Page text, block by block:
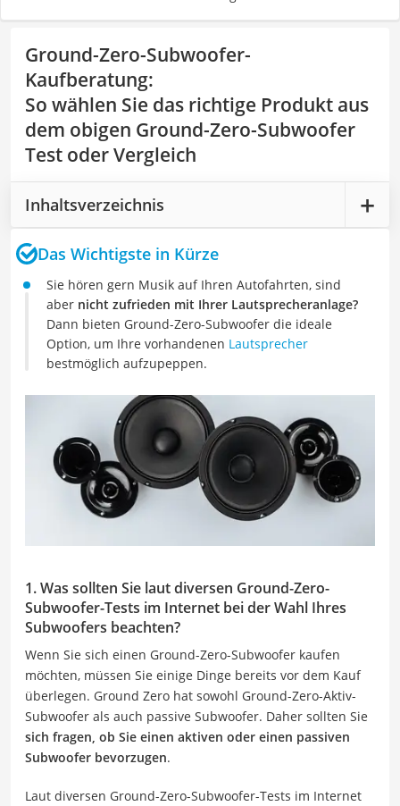
Ground-Zero-Subwoofer-
Kaufberatung:
So wählen Sie das richtige Produkt aus
dem obigen Ground-Zero-Subwoofer
Test oder Vergleich
Inhaltsverzeichnis
Das Wichtigste in Kürze
Sie hören gern Musik auf Ihren Autofahrten, sind
aber nicht zufrieden mit Ihrer Lautsprecheranlage?
Dann bieten Ground-Zero-Subwoofer die ideale
Option, um Ihre vorhandenen Lautsprecher
bestmöglich aufzupeppen.
1. Was sollten Sie laut diversen Ground-Zero-
Subwoofer-Tests im Internet bei der Wahl Ihres
Subwoofers beachten?
Wenn Sie sich einen Ground-Zero-Subwoofer kaufen
möchten, müssen Sie einige Dinge bereits vor dem Kauf
überlegen. Ground Zero hat sowohl Ground-Zero-Aktiv-
Subwoofer als auch passive Subwoofer. Daher sollten Sie
sich fragen, ob Sie einen aktiven oder einen passiven
Subwoofer bevorzugen.
Laut diversen Ground-Zero-Subwoofer-Tests im Internet